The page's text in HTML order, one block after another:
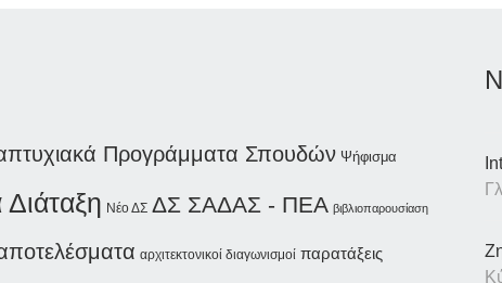
Προγράμματα Σπουδών Ψήφισμα
Νέο ΔΣ ΔΣ ΣΑΔΑΣ - ΠΕΑ βιβλιοπαρουσίαση
αρχιτεκτονικοί διαγωνισμοί παρατάξεις